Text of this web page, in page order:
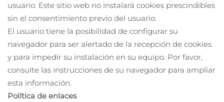
usuario. Este sitio web no instalará cookies prescindibles
sin el consentimiento previo del usuario.
El usuario tiene la posibilidad de configurar su
navegador para ser alertado de la recepción de cookies
y para impedir su instalación en su equipo. Por favor,
consulte las instrucciones de su navegador para ampliar
esta información.
Política de enlaces